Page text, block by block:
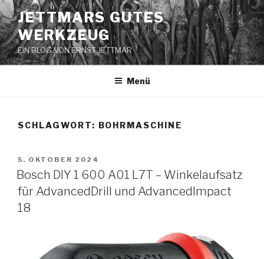
Zum
Inhalt
springen
JETTMARS GUTES
WERKZEUG
EIN BLOG VON ERNST JETTMAR
Menü
SCHLAGWORT: BOHRMASCHINE
VERÖFFENTLICHT
AM
5. OKTOBER 2024
Bosch DIY 1 600 A01 L7T – Winkelaufsatz
für AdvancedDrill und AdvancedImpact
18